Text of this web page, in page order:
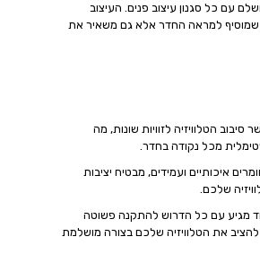
עם כל סגנון עיצוב פנים. העיצוב
שמוסיף למראה החדר אלא גם משאיר את
סיבוב הטלוויזיה לזוויות שונות, מה
מכל נקודה בחדר.
איכותיים ועמידים, מבטיח יציבות
שלכם.
מגיע עם כל הדרוש להתקנה פשוטה
את הטלוויזיה שלכם בצורה מושלמת